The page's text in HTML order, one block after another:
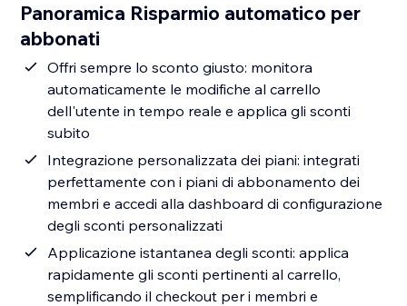
Panoramica Risparmio automatico per
abbonati
Offri sempre lo sconto giusto: monitora
automaticamente le modifiche al carrello
dell'utente in tempo reale e applica gli sconti
subito
Integrazione personalizzata dei piani: integrati
perfettamente con i piani di abbonamento dei
membri e accedi alla dashboard di configurazione
degli sconti personalizzati
Applicazione istantanea degli sconti: applica
rapidamente gli sconti pertinenti al carrello,
semplificando il checkout per i membri e